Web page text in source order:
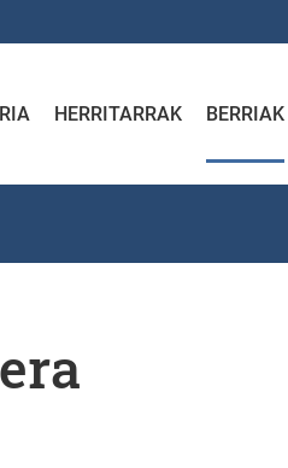
HERRITARRAK BERRIAK